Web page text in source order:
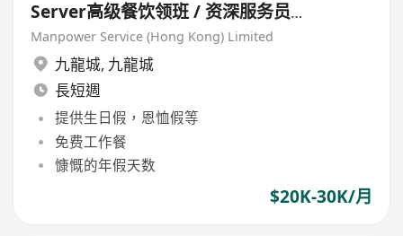
Server高级餐饮领班 / 资深服务员
(Chinese Restaurant) HK$20k-
30k
Manpower Service (Hong Kong) Limited
九龍城, 九龍城
長短週
提供生日假，恩恤假等
免费工作餐
慷慨的年假天数
$20K-30K/月